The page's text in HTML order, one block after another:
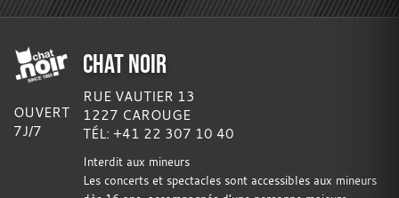
OUVERT
7J/7
CHAT NOIR
RUE VAUTIER 13
1227 CAROUGE
TÉL: +41 22 307 10 40
Interdit aux mineurs
Les concerts et spectacles sont accessibles aux mineurs